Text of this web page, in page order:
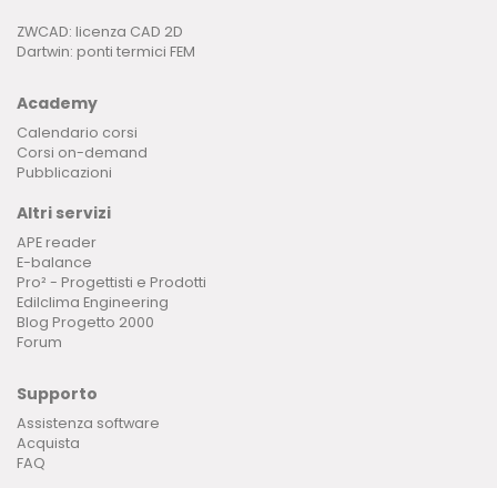
ZWCAD: licenza CAD 2D
Dartwin: ponti termici FEM
Academy
Calendario corsi
Corsi on-demand
Pubblicazioni
Altri servizi
APE reader
E-balance
Pro² - Progettisti e Prodotti
Edilclima Engineering
Blog Progetto 2000
Forum
Supporto
Assistenza software
Acquista
FAQ